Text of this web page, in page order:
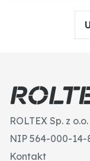
ROLTEX Sp. z o.o.
NIP 564-000-14-
Kontakt